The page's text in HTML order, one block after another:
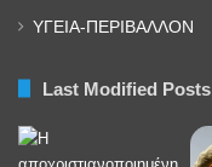
ΥΓΕΙΑ-ΠΕΡΙΒΑΛΛΟΝ
Last Modified Posts